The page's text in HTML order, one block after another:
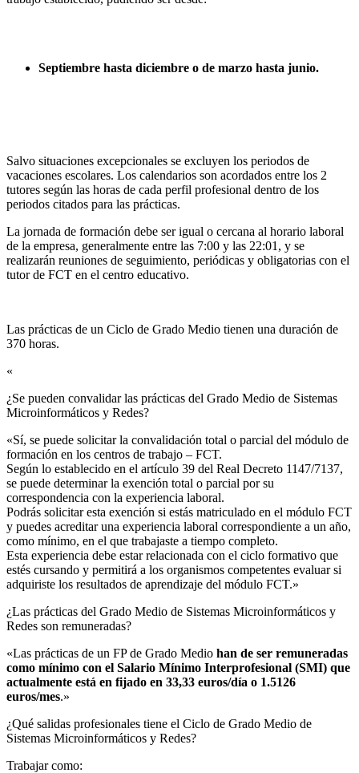
Septiembre hasta diciembre o de marzo hasta junio.
Salvo situaciones excepcionales se excluyen los periodos de
vacaciones escolares. Los calendarios son acordados entre los 2
tutores según las horas de cada perfil profesional dentro de los
periodos citados para las prácticas.
La jornada de formación debe ser igual o cercana al horario laboral
de la empresa, generalmente entre las 7:00 y las 22:01, y se
realizarán reuniones de seguimiento, periódicas y obligatorias con el
tutor de FCT en el centro educativo.
Las prácticas de un Ciclo de Grado Medio tienen una duración de
370 horas.
«
¿Se pueden convalidar las prácticas del Grado Medio de Sistemas
Microinformáticos y Redes?​
«Sí, se puede solicitar la convalidación total o parcial del módulo de
formación en los centros de trabajo – FCT.
Según lo establecido en el artículo 39 del Real Decreto 1147/7137,
se puede determinar la exención total o parcial por su
correspondencia con la experiencia laboral.
Podrás solicitar esta exención si estás matriculado en el módulo FCT
y puedes acreditar una experiencia laboral correspondiente a un año,
como mínimo, en el que trabajaste a tiempo completo.
Esta experiencia debe estar relacionada con el ciclo formativo que
estés cursando y permitirá a los organismos competentes evaluar si
adquiriste los resultados de aprendizaje del módulo FCT.»
¿Las prácticas del Grado Medio de Sistemas Microinformáticos y
Redes son remuneradas?​
«Las prácticas de un FP de Grado Medio han de ser remuneradas
como mínimo con el Salario Mínimo Interprofesional (SMI) que
actualmente está en fijado en 33,33 euros/día o 1.5126
euros/mes.»
¿Qué salidas profesionales tiene el Ciclo de Grado Medio de
Sistemas Microinformáticos y Redes?​
Trabajar como: